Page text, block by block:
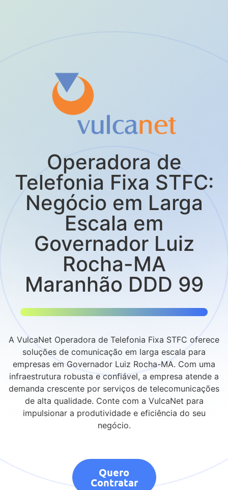
Operadora de
Telefonia Fixa STFC:
Negócio em Larga
Escala em
Governador Luiz
Rocha-MA
Maranhão DDD 99
A VulcaNet Operadora de Telefonia Fixa STFC oferece
soluções de comunicação em larga escala para
empresas em Governador Luiz Rocha-MA. Com uma
infraestrutura robusta e confiável, a empresa atende a
demanda crescente por serviços de telecomunicações
de alta qualidade. Conte com a VulcaNet para
impulsionar a produtividade e eficiência do seu
negócio.
Quero
Contratar